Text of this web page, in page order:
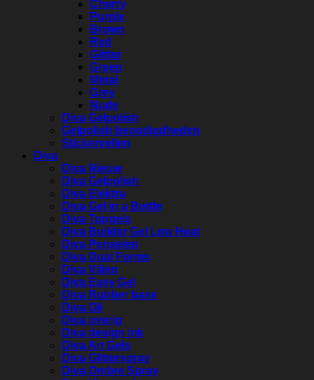
Cherry
Purple
Brown
Red
Glitter
Green
Metal
Grey
Nude
Diva Gelpolish
Gelpolish benodigdheden
Stickervellen
Diva
Diva Nieuw
Diva Gelpolish
Diva Elektra
Diva Gel in a Bottle
Diva Topgels
Diva Builder Gel Low Heat
Diva Penselen
Diva Dual Forms
Diva Vijlen
Diva Easy Gel
Diva Rubber base
Diva Oil
Diva overig
Diva design ink
Diva Art Gels
Diva Glitterspray
Diva Ombre Spray